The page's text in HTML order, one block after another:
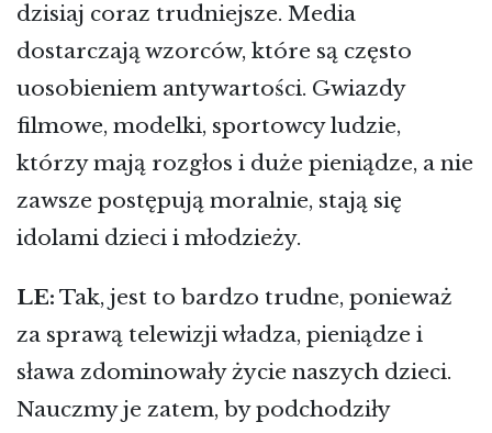
dzisiaj coraz trudniejsze. Media
dostarczają wzorców, które są często
uosobieniem antywartości. Gwiazdy
filmowe, modelki, sportowcy ludzie,
którzy mają rozgłos i duże pieniądze, a nie
zawsze postępują moralnie, stają się
idolami dzieci i młodzieży.
LE: Tak, jest to bardzo trudne, ponieważ
za sprawą telewizji władza, pieniądze i
sława zdominowały życie naszych dzieci.
Nauczmy je zatem, by podchodziły